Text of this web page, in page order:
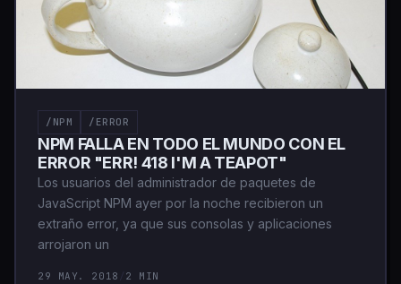
/NPM /ERROR
NPM FALLA EN TODO EL MUNDO CON EL
ERROR "ERR! 418 I'M A TEAPOT"
Los usuarios del administrador de paquetes de
JavaScript NPM ayer por la noche recibieron un
extraño error, ya que sus consolas y aplicaciones
arrojaron un
29 MAY. 2018
2 MIN